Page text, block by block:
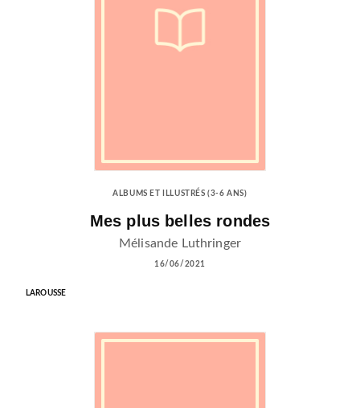
ALBUMS ET ILLUSTRÉS (3-6 ANS)
Mes plus belles rondes
Mélisande Luthringer
16/06/2021
LAROUSSE